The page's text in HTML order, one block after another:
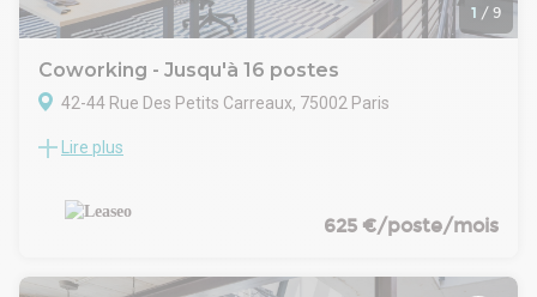
1 / 9
Coworking - Jusqu'à 16 postes
42-44 Rue Des Petits Carreaux, 75002 Paris
OFFRE PLUG & PLAY - Dans un immeuble en pierre de taille,
location des bureaux en très bon état et meublés- Taxe
bureaux : 26.71 € /m²/an
Lire plus
625 €/poste/mois